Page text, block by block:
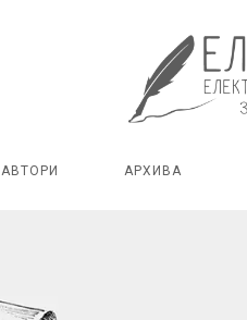
АВТОРИ АРХИВА